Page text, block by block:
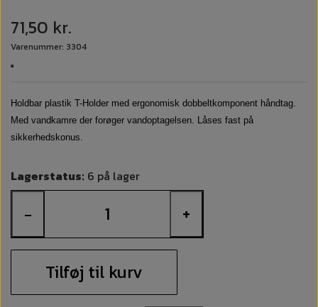
71,50 kr.
Varenummer: 3304
Holdbar plastik T-Holder med ergonomisk dobbeltkomponent håndtag.
Med vandkamre der forøger vandoptagelsen. Låses fast på
sikkerhedskonus.
Lagerstatus: 6 på lager
− +
Tilføj til kurv